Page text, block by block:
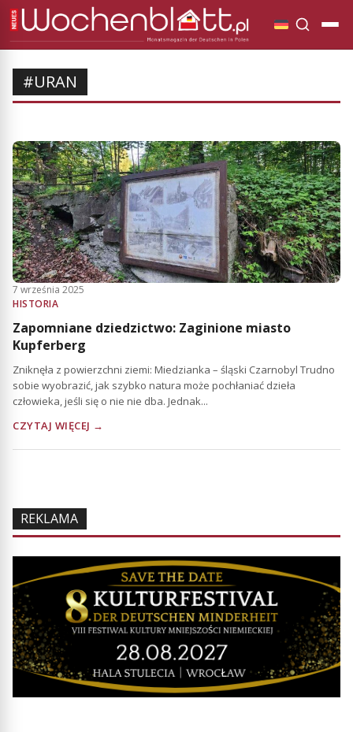
#URAN
7 września 2025
HISTORIA
Zapomniane dziedzictwo: Zaginione miasto
Kupferberg
Zniknęła z powierzchni ziemi: Miedzianka – śląski Czarnobyl Trudno
sobie wyobrazić, jak szybko natura może pochłaniać dzieła
człowieka, jeśli się o nie nie dba. Jednak...
CZYTAJ WIĘCEJ →
REKLAMA